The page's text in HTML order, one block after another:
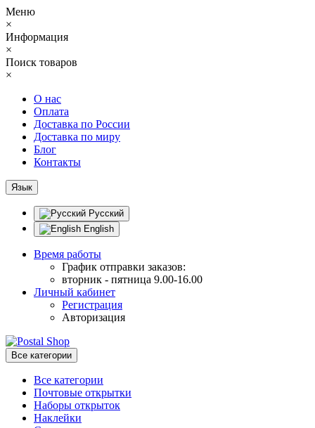
Меню
×
Информация
×
Поиск товаров
×
О нас
Оплата
Доставка по России
Доставка по миру
Блог
Контакты
Язык
Русский
English
Время работы
График отправки заказов:
вторник - пятница 9.00-16.00
Личный кабинет
Регистрация
Авторизация
Все категории
Все категории
Почтовые открытки
Наборы открыток
Наклейки